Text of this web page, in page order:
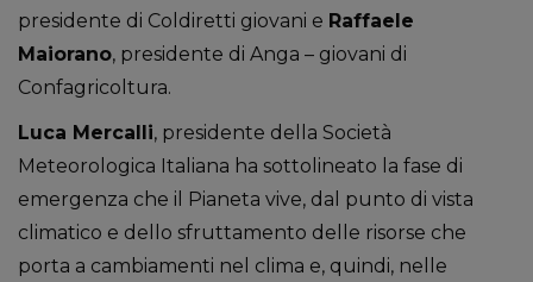
presidente di Coldiretti giovani e Raffaele
Maiorano, presidente di Anga – giovani di
Confagricoltura.
Luca Mercalli, presidente della Società
Meteorologica Italiana ha sottolineato la fase di
emergenza che il Pianeta vive, dal punto di vista
climatico e dello sfruttamento delle risorse che
porta a cambiamenti nel clima e, quindi, nelle